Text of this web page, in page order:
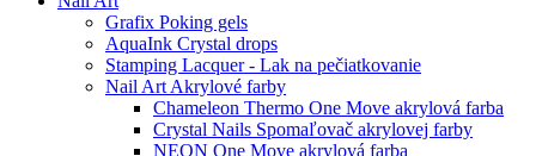
Grafix Poking gels
AquaInk Crystal drops
Stamping Lacquer - Lak na pečiatkovanie
Nail Art Akrylové farby
Chameleon Thermo One Move akrylová farba
Crystal Nails Spomaľovač akrylovej farby
NEON One Move akrylová farba